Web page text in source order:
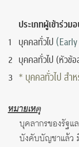
ประเภทผู้เข้าร่วม
1
บุคคลทั่วไป
2 บุคคลทั่วไป (หัวข้
3 * บุคคลทั่วไป สำ
หมายเหตุ
บุคลากรของรัฐแ
บังคับบัญชาแล้ว